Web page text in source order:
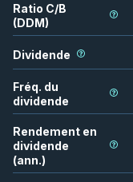
Ratio C/B
(DDM)
Dividende
Fréq. du
dividende
Rendement en
dividende
(ann.)